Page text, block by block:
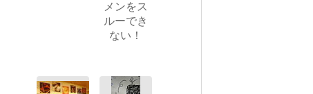
メンをス
ルーでき
ない！